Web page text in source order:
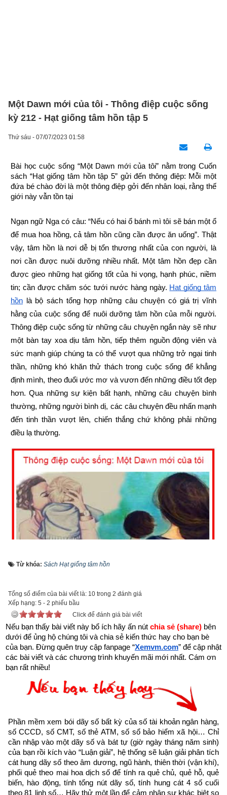
Một Dawn mới của tôi - Thông điệp cuộc sống
kỳ 212 - Hạt giống tâm hồn tập 5
Thứ sáu - 07/07/2023 01:58
Bài học cuộc sống “Một Dawn mới của tôi” nằm trong Cuốn
sách “Hạt giống tâm hồn tập 5” gửi đến thông điệp: Mỗi một
đứa bé chào đời là một thông điệp gởi đến nhân loại, rằng thế
giới này vẫn tồn tại
Ngạn ngữ Nga có câu: “Nếu có hai ổ bánh mì tôi sẽ bán một ổ
để mua hoa hồng, cả tâm hồn cũng cần được ăn uống”. Thật
vậy, tâm hồn là nơi dễ bị tổn thương nhất của con người, là
nơi cần được nuôi dưỡng nhiều nhất. Một tâm hồn đẹp cần
được gieo những hạt giống tốt của hi vọng, hạnh phúc, niềm
tin; cần được chăm sóc tưới nước hàng ngày. Hạt giống tâm
hồn là bộ sách tổng hợp những câu chuyện có giá trị vĩnh
hằng của cuộc sống để nuôi dưỡng tâm hồn của mỗi người.
Thông điệp cuộc sống từ những câu chuyện ngắn này sẽ như
một bàn tay xoa dịu tâm hồn, tiếp thêm nguồn động viên và
sức mạnh giúp chúng ta có thể vượt qua những trở ngại tinh
thần, những khó khăn thử thách trong cuộc sống để khẳng
định mình, theo đuổi ước mơ và vươn đến những điều tốt đẹp
hơn. Qua những sự kiện bất hạnh, những câu chuyện bình
thường, những người bình dị, các câu chuyện đều nhấn mạnh
đến tinh thần vượt lên, chiến thắng chứ không phải những
điều lạ thường.
Với mong muốn góp một phần nhỏ bé lan truyền những thông
điệp tích cực truyền cảm hứng về cuộc sống, tình yêu nhằm
giúp những người đang tuyệt vọng bế tắc trong cuộc sống trở
lên mạnh mẽ hơn, giúp họ vực dậy tinh thần, vượt qua nghịch
cảnh để viết tiếp hành trình ước mơ, đạt được thành công
trong cuộc sống,
giả trọn bộ 11
cuốn sách Hạt giống tâm hồn
https://xemvm.com/thu-vien-ebooks/sach-ky-nang-song/link-
tai-sach-hat-giong-tam-hon-pdf-10.html
để tải về Ebook Sách Hạt giống tâm hồn hoặc liên hệ Zalo:
0926.138.186 để nhận trực tiếp file pdf.
Sau đây là Câu chuyện về Một Dawn mới của tôi được trích
từ Cuốn “Hạt giống tâm hồn tập 5” của nhà xuất bản tổng hợp
Từ khóa: Sách Hạt giống tâm hồn
Tổng số điểm của bài viết là: 10 trong 2 đánh giá
Xếp hạng: 5 - 2 phiếu bầu
Click để đánh giá bài viết
Nếu bạn thấy bài viết này bổ ích hãy ấn nút chia sẻ (share) bên
dưới để ủng hộ chúng tôi và chia sẻ kiến thức hay cho bạn bè
của bạn. Đừng quên truy cập fanpage “Xemvm.com” để cập nhật
các bài viết và các chương trình khuyến mãi mới nhất. Cám ơn
bạn rất nhiều!
Phần mềm xem bói dãy số bất kỳ của số tài khoản ngân hàng,
số CCCD, số CMT, số thẻ ATM, số sổ bảo hiểm xã hội… Chỉ
cần nhập vào một dãy số và bát tự (giờ ngày tháng năm sinh)
của bạn rồi kích vào “Luận giải”, hệ thống sẽ luận giải phân tích
cát hung dãy số theo âm dương, ngũ hành, thiên thời (vận khí),
phối quẻ theo mai hoa dịch số để tính ra quẻ chủ, quẻ hỗ, quẻ
biến, hào động, tính tổng nút dãy số, tính hung cát 4 số cuối
theo 81 linh số… Hãy thử một lần để cảm nhận sự khác biệt so